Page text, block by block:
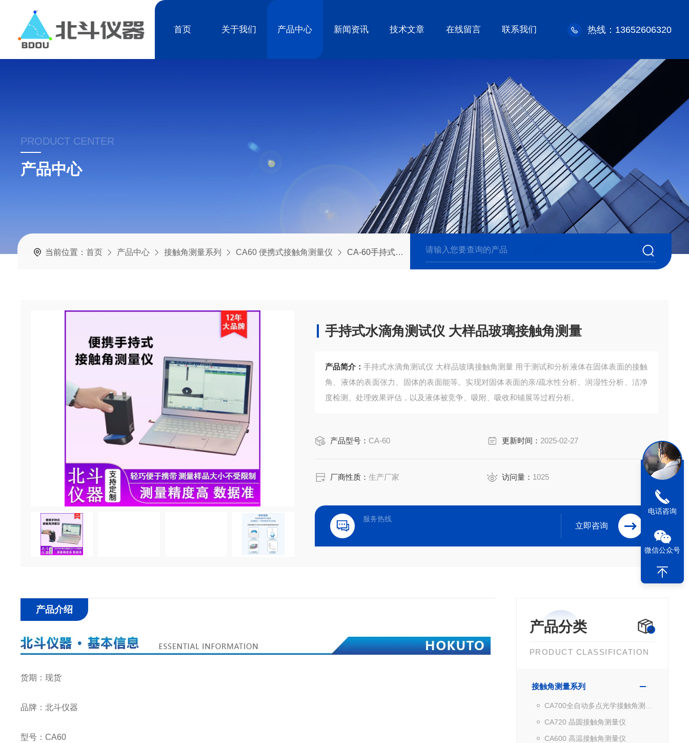
首页 关于我们 产品中心 新闻资讯 技术文章 在线留言 联系我们 热线：13652606320
PRODUCT CENTER
产品中心
当前位置： 首页 产品中心 接触角测量系列 CA60 便携式接触角测量仪 CA-60手持式水滴角测试仪 大样品玻璃接触角测量
手持式水滴角测试仪 大样品玻璃接触角测量
产品简介：手持式水滴角测试仪 大样品玻璃接触角测量 用于测试和分析液体在固体表面的接触
角、液体的表面张力、固体的表面能等。实现对固体表面的亲/疏水性分析、润湿性分析、洁净
度检测、处理效果评估，以及液体被竞争、吸附、吸收和铺展等过程分析。
产品型号： CA-60 更新时间： 2025-02-27
厂商性质：生产厂家 访问量： 1025
服务热线
立即咨询
产品分类
PRODUCT CLASSIFICATION
接触角测量系列
CA720 晶圆接触角测量仪
CA600 高温接触角测量仪
产品介绍
货期：现货
品牌：北斗仪器
型号：CA60
电话咨询
微信公众号